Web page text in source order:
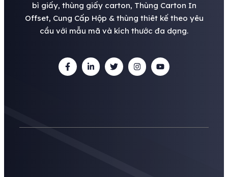
bì giấy, thùng giấy carton, Thùng Carton In
Offset, Cung Cấp Hộp & thùng thiêt kế theo yêu
cầu với mẫu mã và kích thước đa dạng.